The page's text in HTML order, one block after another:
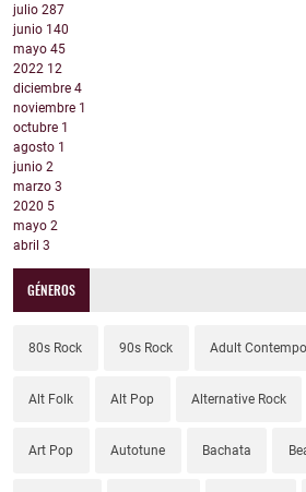
julio 287
junio 140
mayo 45
2022 12
diciembre 4
noviembre 1
octubre 1
agosto 1
junio 2
marzo 3
2020 5
mayo 2
abril 3
GÉNEROS
80s Rock 90s Rock Adult
Alt Folk Alt Pop Alternative Rock
Art Pop Autotune Bachata